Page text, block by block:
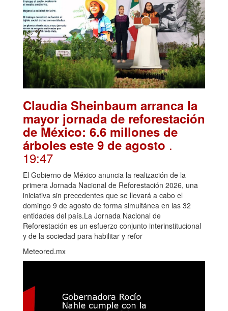
Claudia Sheinbaum arranca la
mayor jornada de reforestación
de México: 6.6 millones de
árboles este 9 de agosto .
19:47
El Gobierno de México anuncia la realización de la
primera Jornada Nacional de Reforestación 2026, una
iniciativa sin precedentes que se llevará a cabo el
domingo 9 de agosto de forma simultánea en las 32
entidades del país.La Jornada Nacional de
Reforestación es un esfuerzo conjunto interinstitucional
y de la sociedad para habilitar y refor
Meteored.mx